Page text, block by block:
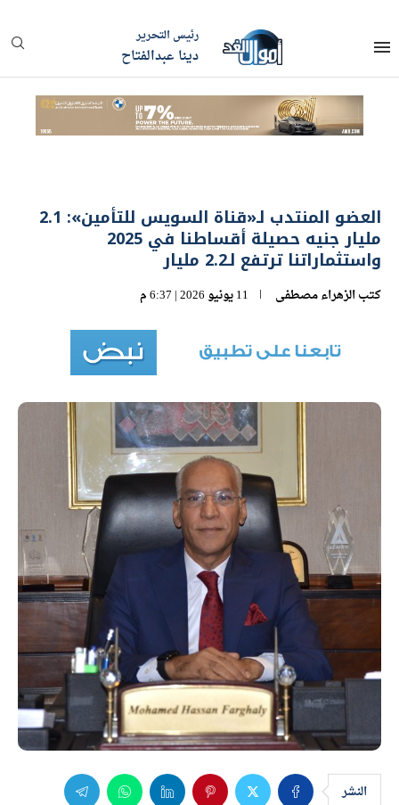
رئيس التحرير
دينا عبدالفتاح
العضو المنتدب لـ«قناة السويس للتأمين»: 2.1
مليار جنيه حصيلة أقساطنا في 2025
واستثماراتنا ترتفع لـ2.2 مليار
كتبالزهراء مصطفى 11 يونيو 2026 | 6:37 م
النشر